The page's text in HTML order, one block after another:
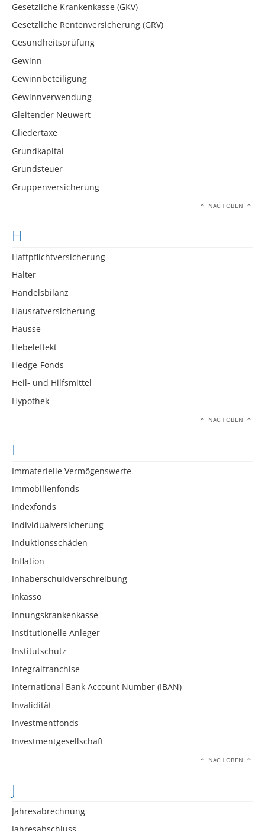
Gesetzliche Krankenkasse (GKV)
Gesetzliche Rentenversicherung (GRV)
Gesundheitsprüfung
Gewinn
Gewinnbeteiligung
Gewinnverwendung
Gleitender Neuwert
Gliedertaxe
Grundkapital
Grundsteuer
Gruppenversicherung
NACH OBEN
H
Haftpflichtversicherung
Halter
Handelsbilanz
Hausratversicherung
Hausse
Hebeleffekt
Hedge-Fonds
Heil- und Hilfsmittel
Hypothek
NACH OBEN
I
Immaterielle Vermögenswerte
Immobilienfonds
Indexfonds
Individualversicherung
Induktionsschäden
Inflation
Inhaberschuldverschreibung
Inkasso
Innungskrankenkasse
Institutionelle Anleger
Institutschutz
Integralfranchise
International Bank Account Number (IBAN)
Invalidität
Investmentfonds
Investmentgesellschaft
NACH OBEN
J
Jahresabrechnung